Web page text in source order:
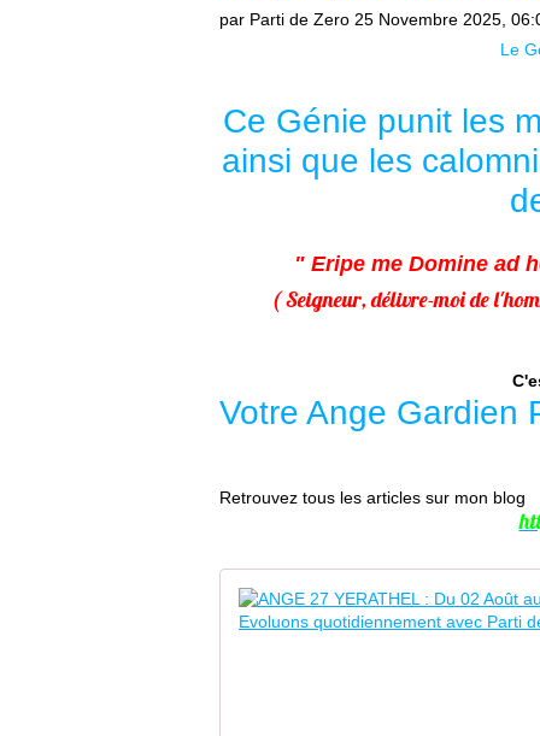
par Parti de Zero 25 Novembre 2025,
Le
Ce Génie punit les
ainsi que les
" Eripe me Domine ad
( Seigneur, délivre-moi de
Votre Ange Gardien
Retrouvez tous les articles sur mon blog